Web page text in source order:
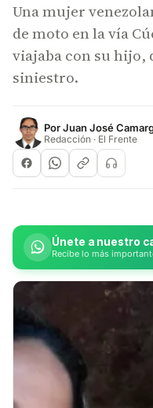
Una mujer
de moto en la vía
viajaba con su hijo,
siniestro.
PorJuan José
Redacción · El Frente
Únete a nuestro
Recibe lo más